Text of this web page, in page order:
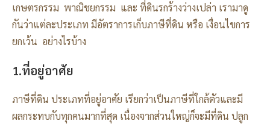
เกษตรกรรม พาณิชยกรรม และ ที่ดินรกร้างว่างเปล่า เรามาดู
กันว่าแต่ละประเภท มีอัตราการเก็บภาษีที่ดิน หรือ เงื่อนไขการ
ยกเว้น อย่างไรบ้าง
1.ที่อยู่อาศัย
ภาษีที่ดิน ประเภทที่อยู่อาศัย เรียกว่าเป็นภาษีที่ใกล้ตัวและมี
ผลกระทบกับทุกคนมากที่สุด เนื่องจากส่วนใหญ่ก็จะมีที่ดิน ปลูก